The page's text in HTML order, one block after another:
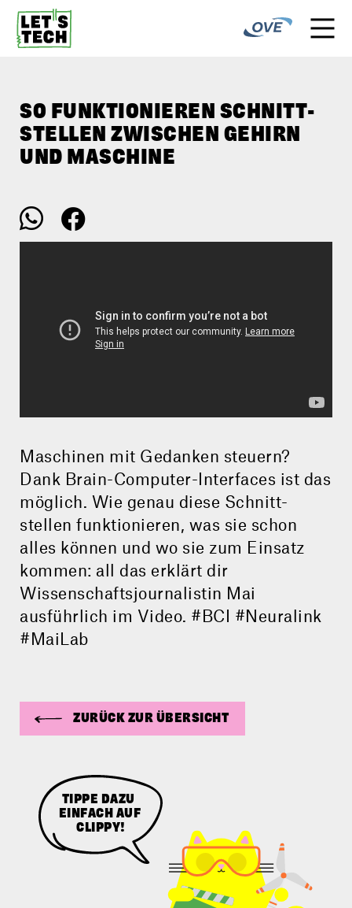
SO FUNKTION­IEREN SCHNITT­
STELLEN ZWISCHEN GEHIRN
UND MASCHINE
Maschinen mit Gedanken steuern?
Dank Brain-Computer-­Interfaces ist das
möglich. Wie genau diese Schnitt­
stellen funktionieren, was sie schon
alles können und wo sie zum Einsatz
kommen: all das erklärt dir
Wissenschafts­journalistin Mai
ausführlich im Video. #BCI #Neuralink
#MaiLab
ZURÜCK ZUR ÜBERSICHT
TIPPE DAZU
EINFACH AUF
CLIPPY!